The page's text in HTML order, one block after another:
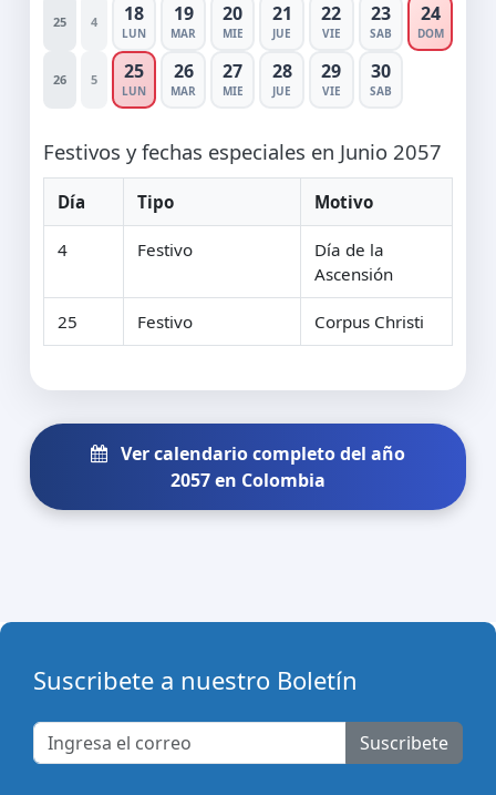
25 4 18
LUN
19
MAR
20
MIE
21
JUE
22
VIE
23
SAB
24
DOM
26 5 25
LUN
26
MAR
27
MIE
28
JUE
29
VIE
30
SAB
Festivos y fechas especiales en Junio 2057
Día Tipo Motivo
4 Festivo
Día de la
Ascensión
25 Festivo Corpus Christi
Ver calendario completo del año
2057 en Colombia
Suscribete a nuestro Boletín
Suscribete